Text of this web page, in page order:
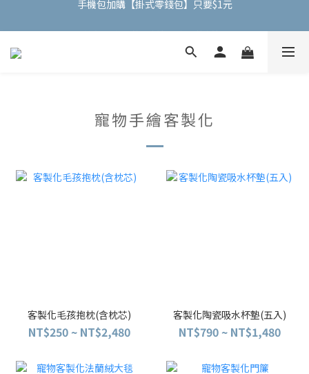
全館任選滿兩件現折$50｜三件折$100
寵物手繪客製化
客製化毛孩抱枕(含枕芯)
NT$250 ~ NT$2,480
客製化陶瓷吸水杯墊(五入)
NT$790 ~ NT$1,480